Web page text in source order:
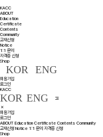
KACC
ABOUT
Education
Certificate
Contents
Community
교재신청
Notice
1:1 문의
자격증 신청
Shop
KOR ENG
회원가입
로그인
KACC
KOR ENG
회원가입
로그인
ABOUT Education Certificate Contents Community
교재신청 Notice 1:1 문의 자격증 신청
Shop